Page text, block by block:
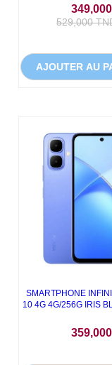
529,000
AJOUTER AU
SMARTPHONE
10 4G 4G/256G IRIS